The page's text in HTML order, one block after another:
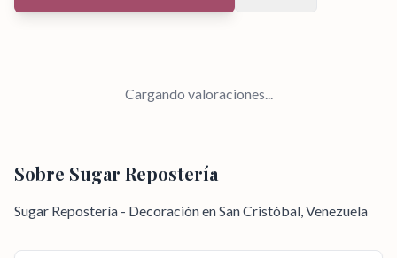
Cargando valoraciones...
Sobre Sugar Repostería
Sugar Repostería - Decoración en San Cristóbal, Venezuela